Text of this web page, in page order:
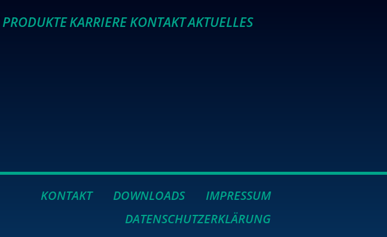
PRODUKTEKARRIEREKONTAKTAKTUELLES
KONTAKT DOWNLOADS
IMPRESSUM
DATENSCHUTZERKLÄRUNG